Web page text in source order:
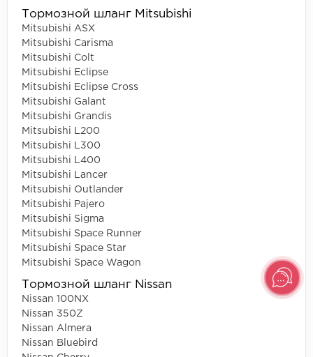
Тормозной шланг Mitsubishi
Mitsubishi ASX
Mitsubishi Carisma
Mitsubishi Colt
Mitsubishi Eclipse
Mitsubishi Eclipse Cross
Mitsubishi Galant
Mitsubishi Grandis
Mitsubishi L200
Mitsubishi L300
Mitsubishi L400
Mitsubishi Lancer
Mitsubishi Outlander
Mitsubishi Pajero
Mitsubishi Sigma
Mitsubishi Space Runner
Mitsubishi Space Star
Mitsubishi Space Wagon
Тормозной шланг Nissan
Nissan 100NX
Nissan 350Z
Nissan Almera
Nissan Bluebird